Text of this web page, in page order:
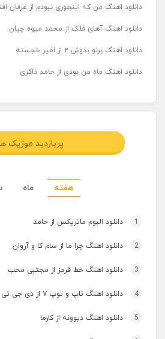
دانلود اهنگ من که اینجوری نبودم از عرفان
دانلود اهنگ آهای فلک از محمد میوه چیان
دانلود اهنگ برنو بدوش ۲ از امیر خجسته
دانلود اهنگ ماه من بودی از حامد ذاکری
پربازدید موزیک
هفته ماه
1 دانلود البوم ماتریکس از حامد
2 دانلود اهنگ چرا ما از سام کا و آروان
3 دانلود اهنگ خط قرمز از مجتبی محب
4 دانلود اهنگ تاپ و توپ ۷ از دی جی تی ان تی
5 دانلود اهنگ دیوونه از کارما